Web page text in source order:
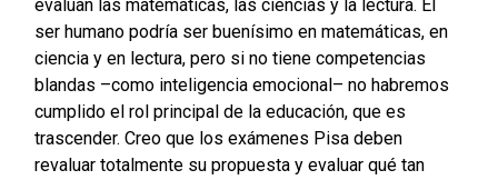
evalúan las matemáticas, las ciencias y la lectura. El
ser humano podría ser buenísimo en matemáticas, en
ciencia y en lectura, pero si no tiene competencias
blandas –como inteligencia emocional– no habremos
cumplido el rol principal de la educación, que es
trascender. Creo que los exámenes Pisa deben
revaluar totalmente su propuesta y evaluar qué tan